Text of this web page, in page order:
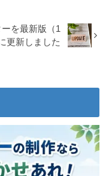
を最新版（1
更新しました